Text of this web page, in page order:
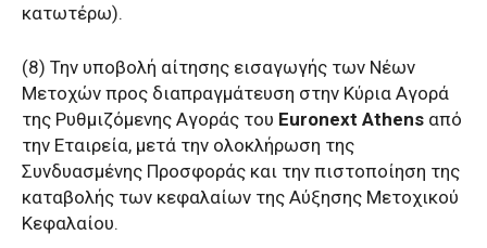
κατωτέρω).
(8) Την υποβολή αίτησης εισαγωγής των Νέων
Μετοχών προς διαπραγμάτευση στην Κύρια Αγορά
της Ρυθμιζόμενης Αγοράς του Euronext Athens από
την Εταιρεία, μετά την ολοκλήρωση της
Συνδυασμένης Προσφοράς και την πιστοποίηση της
καταβολής των κεφαλαίων της Αύξησης Μετοχικού
Κεφαλαίου.